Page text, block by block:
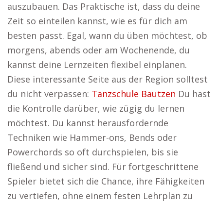
auszubauen. Das Praktische ist, dass du deine
Zeit so einteilen kannst, wie es für dich am
besten passt. Egal, wann du üben möchtest, ob
morgens, abends oder am Wochenende, du
kannst deine Lernzeiten flexibel einplanen.
Diese interessante Seite aus der Region solltest
du nicht verpassen: Tanzschule Bautzen Du hast
die Kontrolle darüber, wie zügig du lernen
möchtest. Du kannst herausfordernde
Techniken wie Hammer-ons, Bends oder
Powerchords so oft durchspielen, bis sie
fließend und sicher sind. Für fortgeschrittene
Spieler bietet sich die Chance, ihre Fähigkeiten
zu vertiefen, ohne einem festen Lehrplan zu